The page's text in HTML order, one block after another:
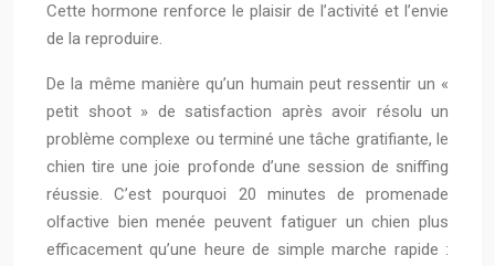
Cette hormone renforce le plaisir de l’activité et l’envie
de la reproduire.
De la même manière qu’un humain peut ressentir un «
petit shoot » de satisfaction après avoir résolu un
problème complexe ou terminé une tâche gratifiante, le
chien tire une joie profonde d’une session de sniffing
réussie. C’est pourquoi 20 minutes de promenade
olfactive bien menée peuvent fatiguer un chien plus
efficacement qu’une heure de simple marche rapide :